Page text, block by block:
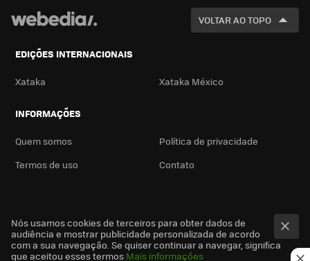
VOLTAR AO TOPO
EDIÇÕES INTERNACIONAIS
Xataka Xataka México
INFORMAÇÕES
Quem somos
Política de privacidade
Termos de uso
Contato
Nós usamos cookies de terceiros para obter dados de
audiência e mostrar publicidade personalizada de acordo
com a sua navegação. Se quiser continuar a navegar, significa
que aceitou esses termos Mais informações